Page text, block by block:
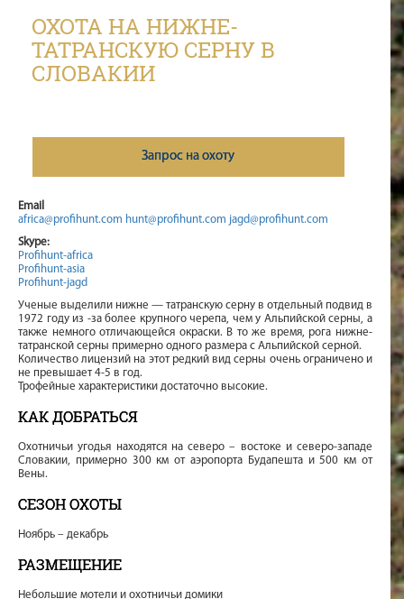
ОХОТА НА НИЖНЕ-
ТАТРАНСКУЮ СЕРНУ В
СЛОВАКИИ
Запрос на охоту
Email
africa@profihunt.com hunt@profihunt.com jagd@profihunt.com
Skype:
Profihunt-africa
Profihunt-asia
Profihunt-jagd
Ученые выделили нижне — татранскую серну в отдельный подвид в
1972 году из -за более крупного черепа, чем у Альпийской серны, а
также немного отличающейся окраски. В то же время, рога нижне-
татранской серны примерно одного размера с Альпийской серной.
Количество лицензий на этот редкий вид серны очень ограничено и
не превышает 4-5 в год.
Трофейные характеристики достаточно высокие.
КАК ДОБРАТЬСЯ
Охотничьи угодья находятся на северо – востоке и северо-западе
Словакии, примерно 300 км от аэропорта Будапешта и 500 км от
Вены.
СЕЗОН ОХОТЫ
Ноябрь – декабрь
РАЗМЕЩЕНИЕ
Небольшие мотели и охотничьи домики